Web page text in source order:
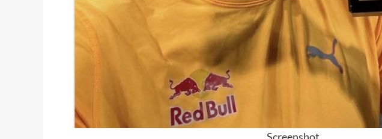
Screenshot